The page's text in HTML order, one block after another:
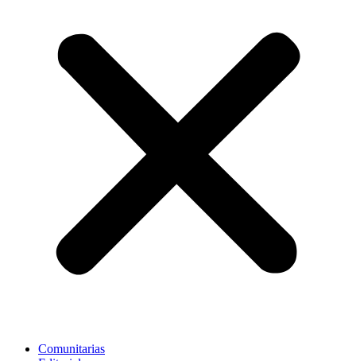
Comunitarias